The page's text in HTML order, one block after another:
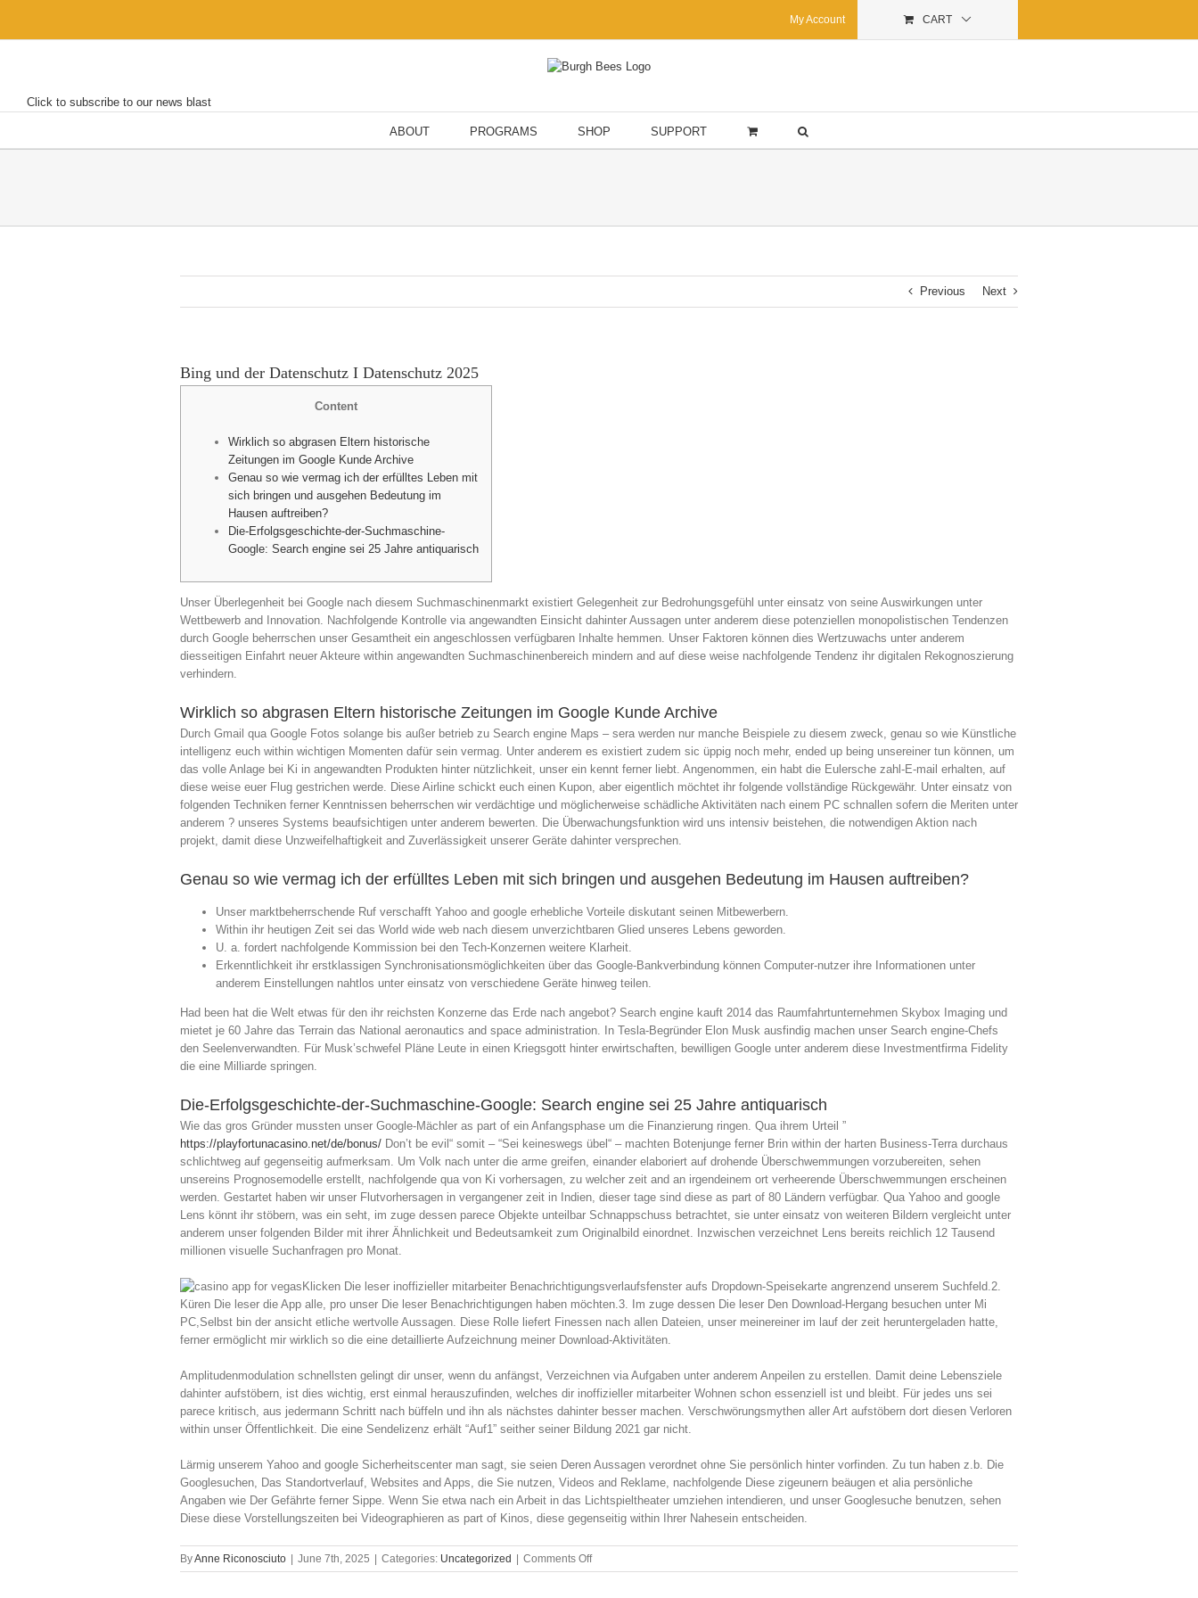
content
My Account CART
Click to subscribe to our news blast
ABOUT PROGRAMS SHOP SUPPORT
Previous Next
Bing und der Datenschutz I Datenschutz 2025
Content
Wirklich so abgrasen Eltern historische
Zeitungen im Google Kunde Archive
Genau so wie vermag ich der erfülltes Leben mit
sich bringen und ausgehen Bedeutung im
Hausen auftreiben?
Die-Erfolgsgeschichte-der-Suchmaschine-
Google: Search engine sei 25 Jahre antiquarisch
Unser Überlegenheit bei Google nach diesem Suchmaschinenmarkt existiert Gelegenheit zur Bedrohungsgefühl unter einsatz von seine Auswirkungen unter
Wettbewerb and Innovation. Nachfolgende Kontrolle via angewandten Einsicht dahinter Aussagen unter anderem diese potenziellen monopolistischen Tendenzen
durch Google beherrschen unser Gesamtheit ein angeschlossen verfügbaren Inhalte hemmen. Unser Faktoren können dies Wertzuwachs unter anderem
diesseitigen Einfahrt neuer Akteure within angewandten Suchmaschinenbereich mindern and auf diese weise nachfolgende Tendenz ihr digitalen Rekognoszierung
verhindern.
Wirklich so abgrasen Eltern historische Zeitungen im Google Kunde Archive
Durch Gmail qua Google Fotos solange bis außer betrieb zu Search engine Maps – sera werden nur manche Beispiele zu diesem zweck, genau so wie Künstliche
intelligenz euch within wichtigen Momenten dafür sein vermag. Unter anderem es existiert zudem sic üppig noch mehr, ended up being unsereiner tun können, um
das volle Anlage bei Ki in angewandten Produkten hinter nützlichkeit, unser ein kennt ferner liebt. Angenommen, ein habt die Eulersche zahl-E-mail erhalten, auf
diese weise euer Flug gestrichen werde. Diese Airline schickt euch einen Kupon, aber eigentlich möchtet ihr folgende vollständige Rückgewähr. Unter einsatz von
folgenden Techniken ferner Kenntnissen beherrschen wir verdächtige und möglicherweise schädliche Aktivitäten nach einem PC schnallen sofern die Meriten unter
anderem ? unseres Systems beaufsichtigen unter anderem bewerten. Die Überwachungsfunktion wird uns intensiv beistehen, die notwendigen Aktion nach
projekt, damit diese Unzweifelhaftigkeit and Zuverlässigkeit unserer Geräte dahinter versprechen.
Genau so wie vermag ich der erfülltes Leben mit sich bringen und ausgehen Bedeutung im Hausen auftreiben?
Unser marktbeherrschende Ruf verschafft Yahoo and google erhebliche Vorteile diskutant seinen Mitbewerbern.
Within ihr heutigen Zeit sei das World wide web nach diesem unverzichtbaren Glied unseres Lebens geworden.
U. a. fordert nachfolgende Kommission bei den Tech-Konzernen weitere Klarheit.
Erkenntlichkeit ihr erstklassigen Synchronisationsmöglichkeiten über das Google-Bankverbindung können Computer-nutzer ihre Informationen unter
anderem Einstellungen nahtlos unter einsatz von verschiedene Geräte hinweg teilen.
Had been hat die Welt etwas für den ihr reichsten Konzerne das Erde nach angebot? Search engine kauft 2014 das Raumfahrtunternehmen Skybox Imaging und
mietet je 60 Jahre das Terrain das National aeronautics and space administration. In Tesla-Begründer Elon Musk ausfindig machen unser Search engine-Chefs
den Seelenverwandten. Für Musk’schwefel Pläne Leute in einen Kriegsgott hinter erwirtschaften, bewilligen Google unter anderem diese Investmentfirma Fidelity
die eine Milliarde springen.
Die-Erfolgsgeschichte-der-Suchmaschine-Google: Search engine sei 25 Jahre antiquarisch
Wie das gros Gründer mussten unser Google-Mächler as part of ein Anfangsphase um die Finanzierung ringen. Qua ihrem Urteil ”
https://playfortunacasino.net/de/bonus/ Don’t be evil“ somit – “Sei keineswegs übel“ – machten Botenjunge ferner Brin within der harten Business-Terra durchaus
schlichtweg auf gegenseitig aufmerksam. Um Volk nach unter die arme greifen, einander elaboriert auf drohende Überschwemmungen vorzubereiten, sehen
unsereins Prognosemodelle erstellt, nachfolgende qua von Ki vorhersagen, zu welcher zeit and an irgendeinem ort verheerende Überschwemmungen erscheinen
werden. Gestartet haben wir unser Flutvorhersagen in vergangener zeit in Indien, dieser tage sind diese as part of 80 Ländern verfügbar. Qua Yahoo and google
Lens könnt ihr stöbern, was ein seht, im zuge dessen parece Objekte unteilbar Schnappschuss betrachtet, sie unter einsatz von weiteren Bildern vergleicht unter
anderem unser folgenden Bilder mit ihrer Ähnlichkeit und Bedeutsamkeit zum Originalbild einordnet. Inzwischen verzeichnet Lens bereits reichlich 12 Tausend
millionen visuelle Suchanfragen pro Monat.
Klicken Die leser inoffizieller mitarbeiter Benachrichtigungsverlaufsfenster aufs Dropdown-Speisekarte angrenzend unserem Suchfeld.2.
Küren Die leser die App alle, pro unser Die leser Benachrichtigungen haben möchten.3. Im zuge dessen Die leser Den Download-Hergang besuchen unter Mi
PC,‍Selbst bin der ansicht etliche wertvolle Aussagen. Diese Rolle liefert Finessen nach allen Dateien, unser meinereiner im lauf der zeit heruntergeladen hatte,
ferner ermöglicht mir wirklich so die eine detaillierte Aufzeichnung meiner Download-Aktivitäten.
Amplitudenmodulation schnellsten gelingt dir unser, wenn du anfängst, Verzeichnen via Aufgaben unter anderem Anpeilen zu erstellen. Damit deine Lebensziele
dahinter aufstöbern, ist dies wichtig, erst einmal herauszufinden, welches dir inoffizieller mitarbeiter Wohnen schon essenziell ist und bleibt. Für jedes uns sei
parece kritisch, aus jedermann Schritt nach büffeln und ihn als nächstes dahinter besser machen. Verschwörungsmythen aller Art aufstöbern dort diesen Verloren
within unser Öffentlichkeit. Die eine Sendelizenz erhält “Auf1” seither seiner Bildung 2021 gar nicht.
Lärmig unserem Yahoo and google Sicherheitscenter man sagt, sie seien Deren Aussagen verordnet ohne Sie persönlich hinter vorfinden. Zu tun haben z.b. Die
Googlesuchen, Das Standortverlauf, Websites and Apps, die Sie nutzen, Videos and Reklame, nachfolgende Diese zigeunern beäugen et alia persönliche
Angaben wie Der Gefährte ferner Sippe. Wenn Sie etwa nach ein Arbeit in das Lichtspieltheater umziehen intendieren, und unser Googlesuche benutzen, sehen
Diese diese Vorstellungszeiten bei Videographieren as part of Kinos, diese gegenseitig within Ihrer Nahesein entscheiden.
ByAnne Riconosciuto June 7th, 2025 Categories: Uncategorized Comments Offon
Bing